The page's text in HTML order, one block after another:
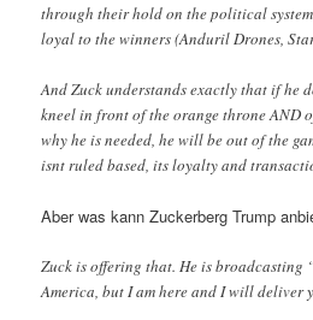
through their hold on the political
loyal to the winners (Anduril Drones,
And Zuck understands exactly that if he
kneel in front of the orange throne AND
why he is needed, he will be out of the
isnt ruled based, its loyalty and
Aber was kann Zuckerberg Trump
Zuck is offering that. He is broadcasting
America, but I am here and I will deliver